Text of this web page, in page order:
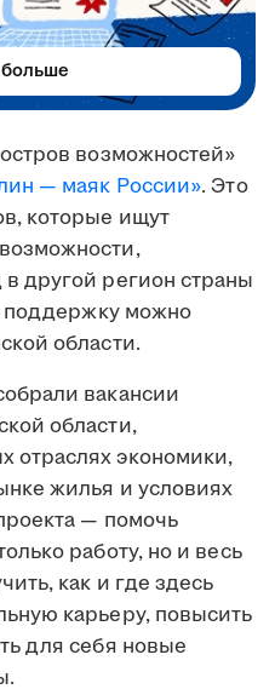
возможностей»
— маяк России». Это
которые ищут
другой регион страны
поддержку можно
области.
вакансии
области,
экономики,
жилья и условиях
— помочь
работу, но и весь
как и где здесь
карьеру, повысить
для себя новые
больше